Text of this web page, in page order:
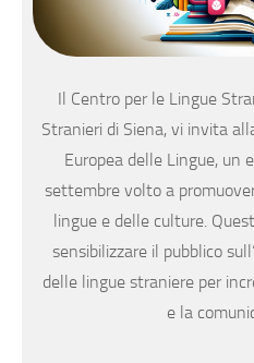
Il Centro per le Lingue
Stranieri di Siena, vi invita
Europea delle Lingue, un
settembre volto a
lingue e delle culture.
sensibilizzare il pubblico
delle lingue straniere per
e la